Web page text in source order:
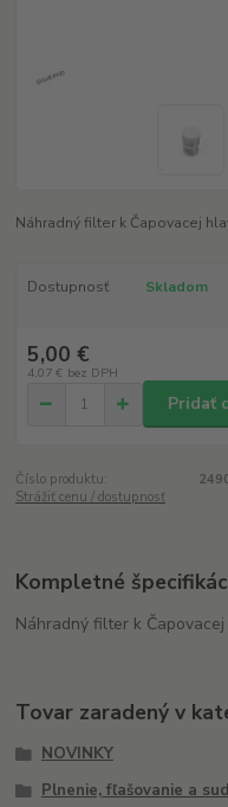
Náhradný filter k Čapovacej
Dostupnosť Skladom
5,00 €
4,07 € bez DPH
Pridať
Číslo produktu:
Strážiť cenu / dostupnosť
Kompletné
Náhradný filter k
Tovar zaradený v
NOVINKY
Plnenie, fľašovanie a